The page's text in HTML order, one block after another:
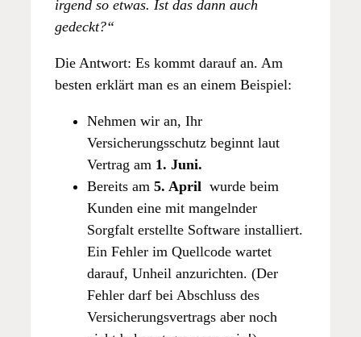
irgend so etwas. Ist das dann auch
gedeckt?“
Die Antwort: Es kommt darauf an. Am
besten erklärt man es an einem Beispiel:
Nehmen wir an, Ihr
Versicherungsschutz beginnt laut
Vertrag am 1. Juni.
Bereits am 5. April wurde beim
Kunden eine mit mangelnder
Sorgfalt erstellte Software installiert.
Ein Fehler im Quellcode wartet
darauf, Unheil anzurichten. (Der
Fehler darf bei Abschluss des
Versicherungsvertrags aber noch